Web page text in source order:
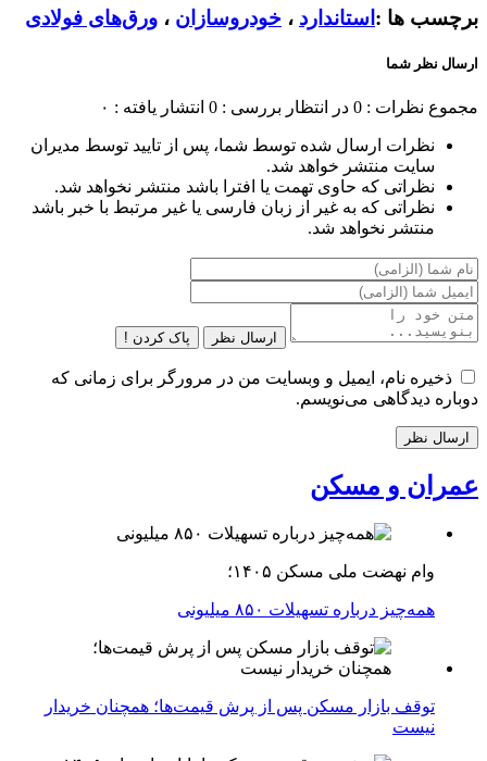
برچسب ها : استاندارد ، خودروسازان ، ورق‌های فولادی
ارسال نظر شما
مجموع نظرات : 0 در انتظار بررسی : 0 انتشار یافته : ۰
نظرات ارسال شده توسط شما، پس از تایید توسط مدیران
سایت منتشر خواهد شد.
نظراتی که حاوی تهمت یا افترا باشد منتشر نخواهد شد.
نظراتی که به غیر از زبان فارسی یا غیر مرتبط با خبر باشد
منتشر نخواهد شد.
ارسال نظر پاک کردن !
ذخیره نام، ایمیل و وبسایت من در مرورگر برای زمانی که
دوباره دیدگاهی می‌نویسم.
عمران و مسکن
وام نهضت ملی مسکن ۱۴۰۵؛
همه‌چیز درباره تسهیلات ۸۵۰ میلیونی
توقف بازار مسکن پس از پرش قیمت‌ها؛ همچنان خریدار
نیست